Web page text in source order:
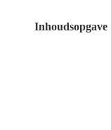
Inhoudsopgave